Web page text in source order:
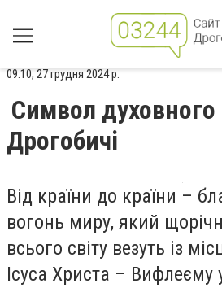
09:10, 27 грудня 2024 р.
Символ духовного
Дрогобичі
Від країни до країни –
вогонь миру, який
всього світу везуть із
Ісуса Христа – Вифлеєму